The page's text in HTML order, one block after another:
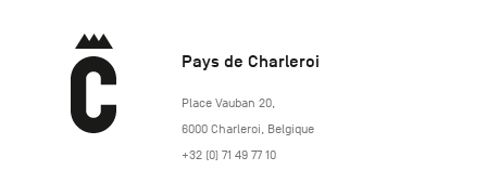
Pays de Charleroi
https://www.paysdecharleroi.be/
Place Vauban 20,
6000 Charleroi Belgique
+32 (0) 71 49 77 10